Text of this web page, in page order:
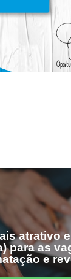
atrativo
para as
e